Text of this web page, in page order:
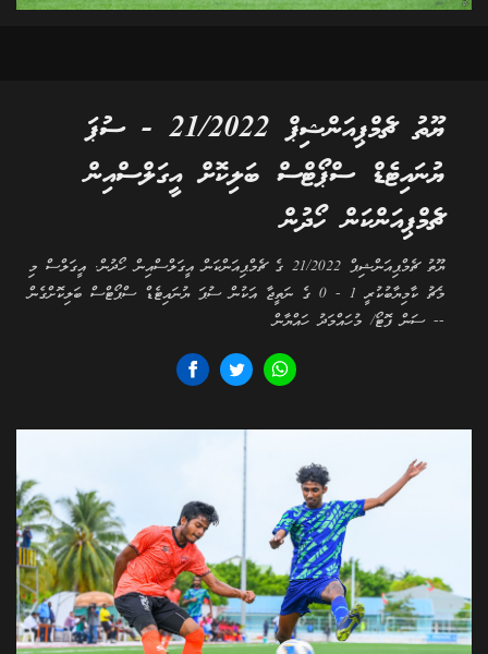
ޔޫތު ޗެމްޕިއަންޝިޕް 21/2022 - ސުޕަ
ޔުނައިޓެޑް ސްޕޯޓްސް ބަލިކޮށް އީގަލްސްއިން
ޗެމްޕިއަންކަން ހޯދުން
ޔޫތު ޗެމްޕިއަންޝިޕް 21/2022 ގެ ޗެމްޕިއަންކަން އީގަލްސްއިން ހޯދުން. އީގަލްސް މި
މެޗު ކާމިޔާބުކުރީ 1 - 0 ގެ ނަތީޖާ އަކުން ސުޕަ ޔުނައިޓެޑް ސްޕޯޓްސް ބަލިކޮށްގެން
-- ސަން ފޮޓޯ/ މުހައްމަދު ހައްޔާން